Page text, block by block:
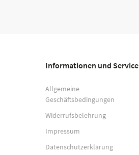
Informationen und Service
Allgemeine
Geschäftsbedingungen
Widerrufsbelehrung
Impressum
Datenschutzerklärung